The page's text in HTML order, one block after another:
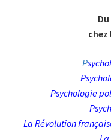
chez
P
Psychologie
La Révolution